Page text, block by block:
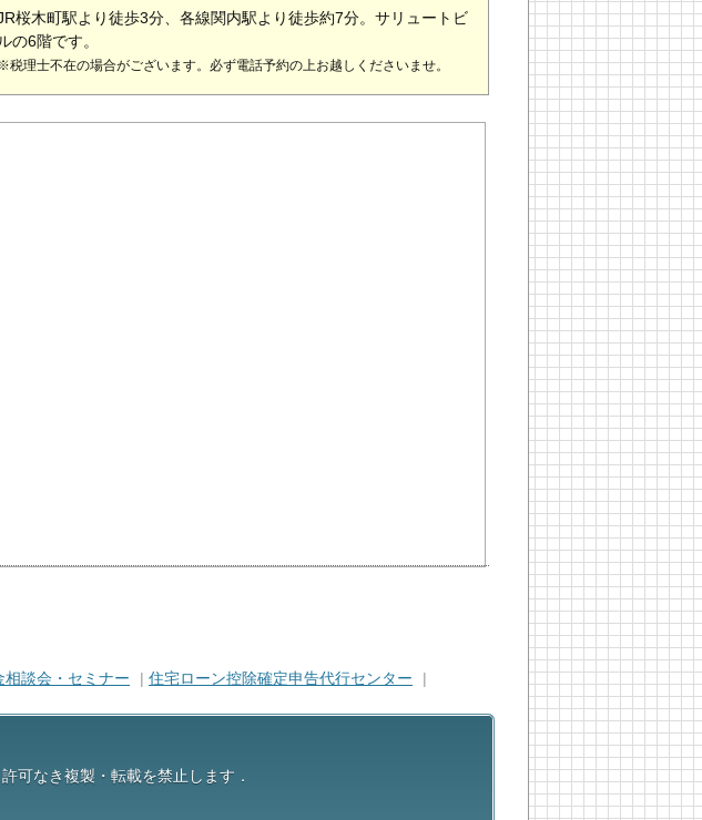
桜木町駅より徒歩3分、各線関内駅より徒歩約7分。サリュートビ
ルの6階です。
税理士不在の場合がございます。必ず電話予約の上お越しくださいませ。
ードを表示
相談会・セミナー | 住宅ローン控除確定申告代行センター |
許可なき複製・転載を禁止します．